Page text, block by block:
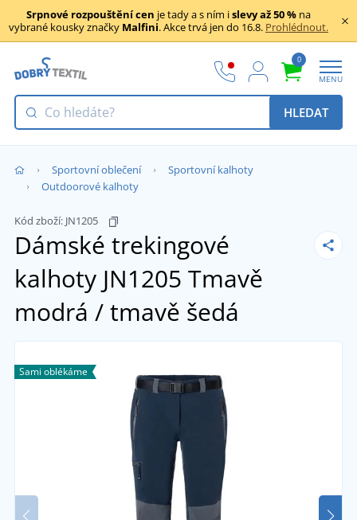
Srpnové rozpouštění cen je tady a s ním islevy až 50 % na
vybrané kousky značky Malfini. Akce trvá jen do 16.8. Prohlédnout.
0
MENU
HLEDAT
Sportovní oblečení
Sportovní kalhoty
Outdoorové kalhoty
Kód zboží: JN1205
Dámské trekingové
kalhoty JN1205 Tmavě
modrá / tmavě šedá
Sami oblékáme